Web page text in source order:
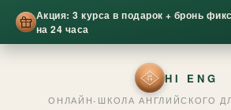
Акция: 3 курса в подарок + бронь
на 24 часа
HI ENG
ОНЛАЙН-ШКОЛА АНГЛИЙСКОГО